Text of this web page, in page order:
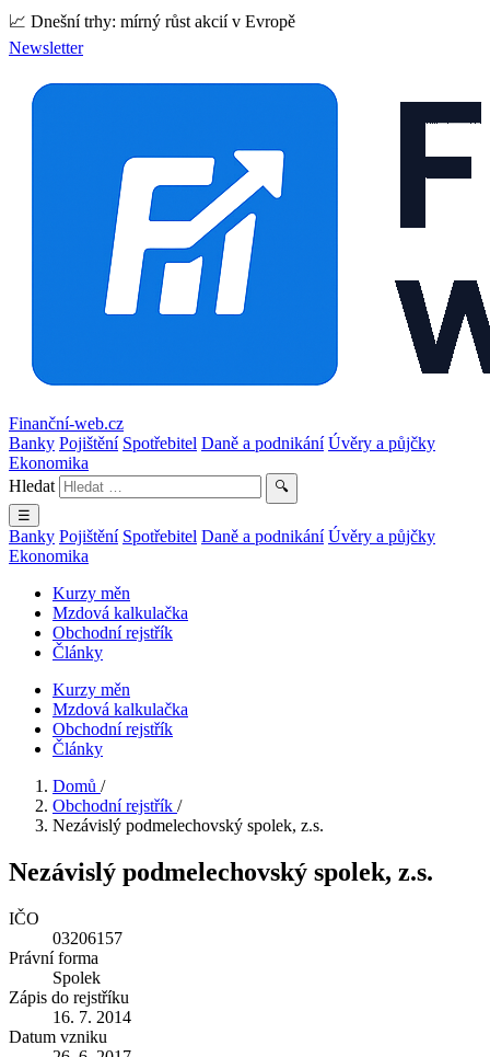
📈 Dnešní trhy: mírný růst akcií v Evropě
Newsletter
Finanční-web.cz
Banky Pojištění Spotřebitel Daně a podnikání Úvěry a půjčky
Ekonomika
Hledat
🔍
☰
Banky Pojištění Spotřebitel Daně a podnikání Úvěry a půjčky
Ekonomika
Kurzy měn
Mzdová kalkulačka
Obchodní rejstřík
Články
Kurzy měn
Mzdová kalkulačka
Obchodní rejstřík
Články
Domů /
Obchodní rejstřík /
Nezávislý podmelechovský spolek, z.s.
Nezávislý podmelechovský spolek, z.s.
IČO
03206157
Právní forma
Spolek
Zápis do rejstříku
16. 7. 2014
Datum vzniku